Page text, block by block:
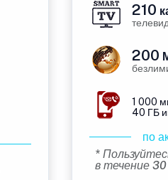
210
200
1 000
40 ГБ
по
*
в течение